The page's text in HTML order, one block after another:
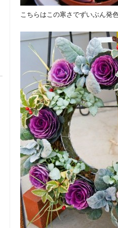
こちらはこの寒さでずいぶん発